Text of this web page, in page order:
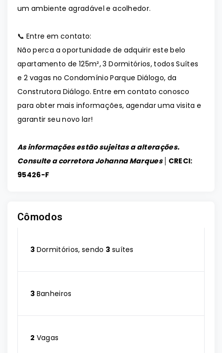
um ambiente agradável e acolhedor.
📞 Entre em contato:
Não perca a oportunidade de adquirir este belo
apartamento de 125m², 3 Dormitórios, todos Suítes
e 2 vagas no Condomínio Parque Diálogo, da
Construtora Diálogo. Entre em contato conosco
para obter mais informações, agendar uma visita e
garantir seu novo lar!
As informações estão sujeitas a alterações.
Consulte a corretora Johanna Marques │ CRECI:
95426-F
Cômodos
3 Dormitórios, sendo 3 suítes
3 Banheiros
2 Vagas